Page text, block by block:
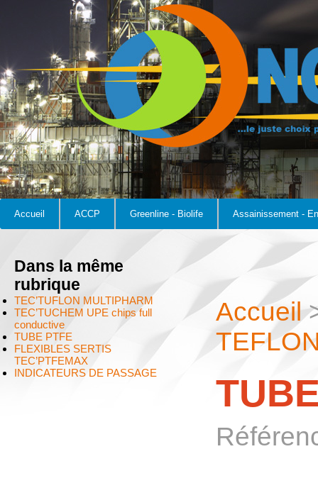
Accueil ACCP Greenline - Biolife Assainissement -
Dans la même
rubrique
TEC’TUFLON MULTIPHARM
TEC’TUCHEM UPE chips full
conductive
TUBE PTFE
FLEXIBLES SERTIS
TEC’PTFEMAX
INDICATEURS DE PASSAGE
Accueil